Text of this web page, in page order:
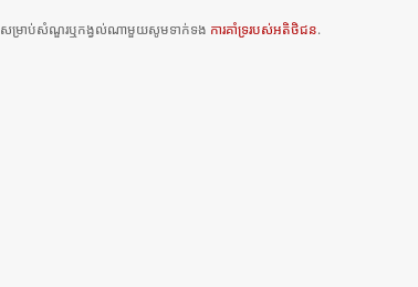
សម្រាប់សំណួរឬកង្វល់ណាមួយសូមទាក់ទង ការគាំទ្ររបស់អតិថិជន.